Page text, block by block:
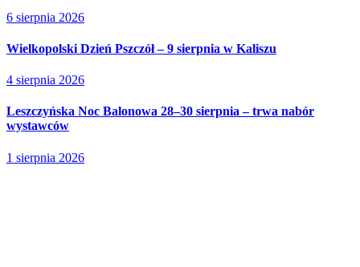
6 sierpnia 2026
Wielkopolski Dzień Pszczół – 9 sierpnia w Kaliszu
4 sierpnia 2026
Leszczyńska Noc Balonowa 28–30 sierpnia – trwa nabór
wystawców
1 sierpnia 2026